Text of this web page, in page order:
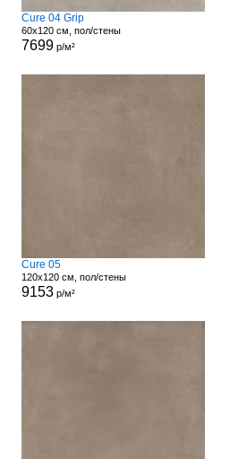
Cure 04 Grip
60x120 см, пол/стены
7699р/м²
Cure 05
120x120 см, пол/стены
9153р/м²